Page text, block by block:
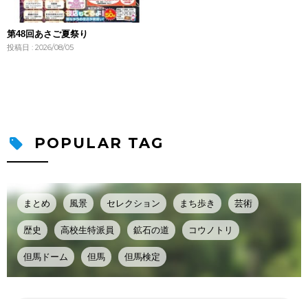
第48回あさご夏祭り
投稿日 : 2026/08/05
POPULAR TAG
まとめ 風景 セレクション まち歩き 芸術
歴史 高校生特派員 鉱石の道 コウノトリ
但馬ドーム 但馬 但馬検定